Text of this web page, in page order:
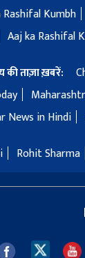
Rashifal Kumbh
Aaj ka Rashifal
की ताज़ा ख़बरें:
News in Hindi
Rohit Sharma